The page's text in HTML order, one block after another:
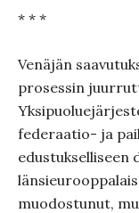
* * *
Venäjän
prosessin
federaatio- ja
edustukselliseen
muodostunut,